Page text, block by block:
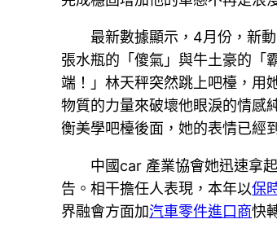
最新數據顯示，4月份，新
張水瓶的「傻氣」與牛土豪的「
端！」林天秤突然跳上吧檯，用
物質的力量來破壞他眼淚的情感
衡美學吧檯後面，她的表情已經
中國car 產業協會她迅速拿
告。相干擔任人表現，本年以保
界融會方面加汽車零件進口商快